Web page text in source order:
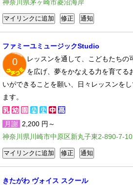
神奈川県茅ヶ崎市菱沼海岸
ファミーユミュージックStudio
0
レッスンを通して、こどもたちの
を広げ、夢をかなえる力を育てる
いができることを願い、日々レッスンを
ます。
月謝 2,200 円～
神奈川県川崎市中原区新丸子東2-890-7-
きたがわ ヴォイス スクール